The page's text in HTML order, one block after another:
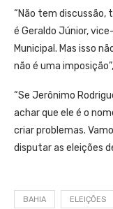
“Não tem discussão,
é Geraldo Júnior,
Municipal. Mas isso
não é uma
“Se Jerônimo
achar que ele é o
criar problemas.
disputar as eleições
BAHIA ELEIÇÕES